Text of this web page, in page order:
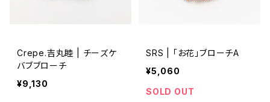
Crepe.吉丸睦 | チーズケ
バブブローチ
¥9,130
SRS | 「お花」ブローチA
¥5,060
SOLD OUT